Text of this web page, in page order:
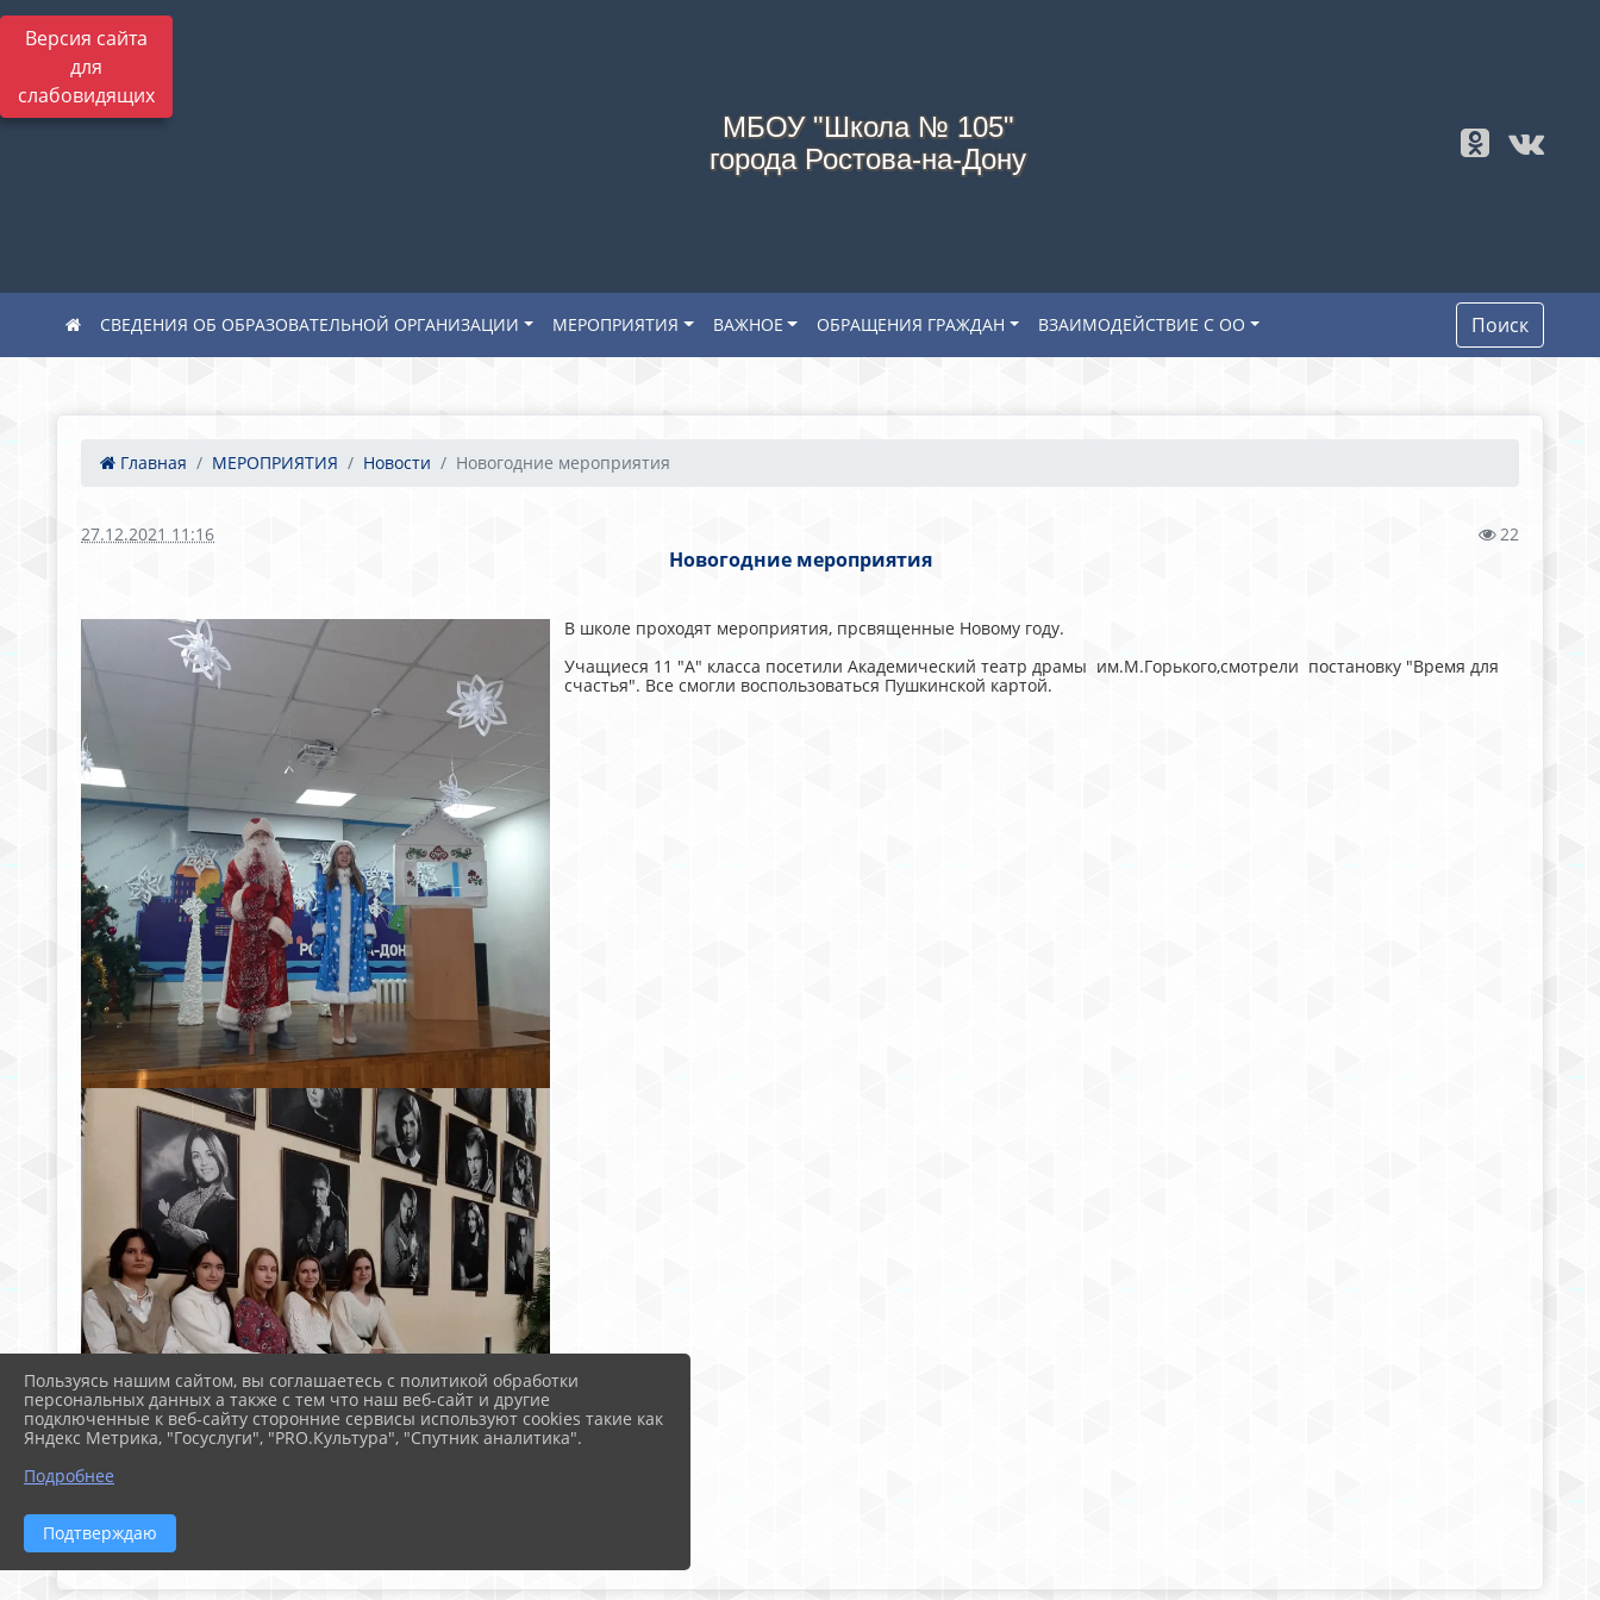
Версия сайта
для
слабовидящих
МБОУ "Школа № 105"
города Ростова-на-Дону
СВЕДЕНИЯ ОБ ОБРАЗОВАТЕЛЬНОЙ ОРГАНИЗАЦИИ МЕРОПРИЯТИЯ ВАЖНОЕ ОБРАЩЕНИЯ ГРАЖДАН ВЗАИМОДЕЙСТВИЕ С ОО Поиск
Главная МЕРОПРИЯТИЯ Новости Новогодние мероприятия
27.12.2021 11:16 22
Новогодние мероприятия
В школе проходят мероприятия, прсвященные Новому году.
Учащиеся 11 "А" класса посетили Академический театр драмы им.М.Горького,смотрели постановку "Время для
счастья". Все смогли воспользоваться Пушкинской картой.
Пользуясь нашим сайтом, вы соглашаетесь с политикой обработки
персональных данных а также с тем что наш веб-сайт и другие
подключенные к веб-сайту сторонние сервисы используют cookies такие как
Яндекс Метрика, "Госуслуги", "PRO.Культура", "Спутник аналитика".
Подробнее
Подтверждаю